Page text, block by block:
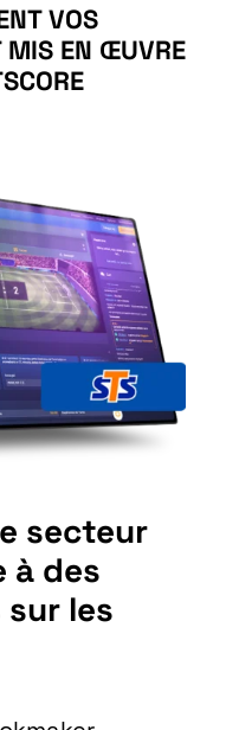
VOS
MIS EN ŒUVRE
secteur
à des
les